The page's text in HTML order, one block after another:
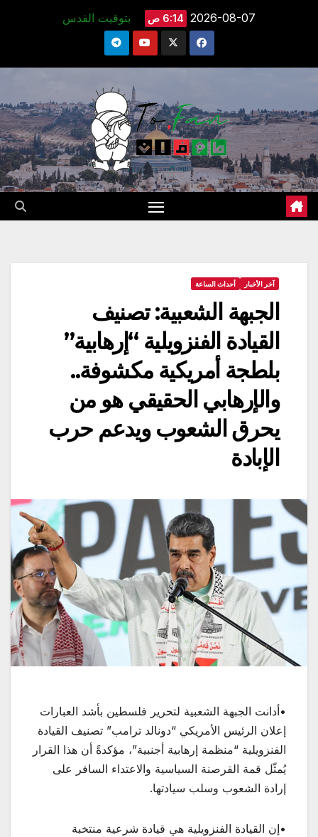
2026-08-07 6:14 ص بتوقيت القدس
آخر الأخبار أحداث الساعة
الجبهة الشعبية: تصنيف
القيادة الفنزويلية “إرهابية”
بلطجة أمريكية مكشوفة..
والإرهابي الحقيقي هو من
يحرق الشعوب ويدعم حرب
الإبادة
•أدانت الجبهة الشعبية لتحرير فلسطين بأشد العبارات
إعلان الرئيس الأمريكي “دونالد ترامب” تصنيف القيادة
الفنزويلية “منظمة إرهابية أجنبية”، مؤكدةً أن هذا القرار
يُمثّل قمة القرصنة السياسية والاعتداء السافر على
إرادة الشعوب وسلب سيادتها.
•إن القيادة الفنزويلية هي قيادة شرعية منتخبة